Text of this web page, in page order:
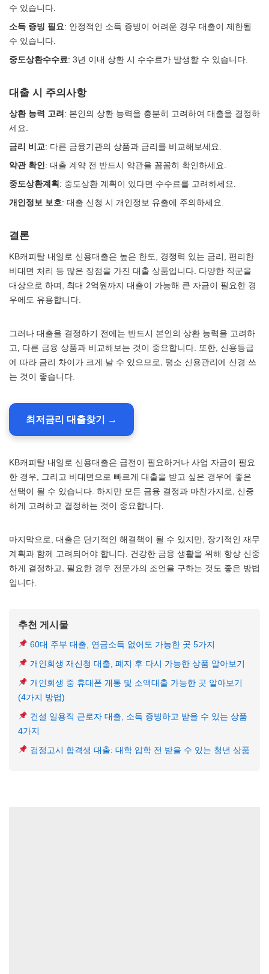
수 있습니다.
소득 증빙 필요: 안정적인 소득 증빙이 어려운 경우 대출이 제한될
수 있습니다.
중도상환수수료: 3년 이내 상환 시 수수료가 발생할 수 있습니다.
대출 시 주의사항
상환 능력 고려 : 본인의 상환 능력을 충분히 고려하여 대출을 결정하
세요.
금리 비교: 다른 금융기관의 상품과 금리를 비교해보세요.
약관 확인 : 대출 계약 전 반드시 약관을 꼼꼼히 확인하세요.
중도상환계획 : 중도상환 계획이 있다면 수수료를 고려하세요.
개인정보 보호: 대출 신청 시 개인정보 유출에 주의하세요.
결론
KB캐피탈 내일로 신용대출은 높은 한도, 경쟁력 있는 금리, 편리한
비대면 처리 등 많은 장점을 가진 대출 상품입니다. 다양한 직군을
대상으로 하며, 최대 2억원까지 대출이 가능해 큰 자금이 필요한 경
우에도 유용합니다.
그러나 대출을 결정하기 전에는 반드시 본인의 상환 능력을 고려하
고, 다른 금융 상품과 비교해보는 것이 중요합니다. 또한, 신용등급
에 따라 금리 차이가 크게 날 수 있으므로, 평소 신용관리에 신경 쓰
는 것이 좋습니다.
최저금리 대출찾기 →
KB캐피탈 내일로 신용대출은 급전이 필요하거나 사업 자금이 필요
한 경우, 그리고 비대면으로 빠르게 대출을 받고 싶은 경우에 좋은
선택이 될 수 있습니다. 하지만 모든 금융 결정과 마찬가지로, 신중
하게 고려하고 결정하는 것이 중요합니다.
마지막으로, 대출은 단기적인 해결책이 될 수 있지만, 장기적인 재무
계획과 함께 고려되어야 합니다. 건강한 금융 생활을 위해 항상 신중
하게 결정하고, 필요한 경우 전문가의 조언을 구하는 것도 좋은 방법
입니다.
추천 게시물
60대 주부 대출, 연금소득 없어도 가능한 곳 5가지
개인회생 재신청 대출, 폐지 후 다시 가능한 상품 알아보기
개인회생 중 휴대폰 개통 및 소액대출 가능한 곳 알아보기
(4가지 방법)
건설 일용직 근로자 대출, 소득 증빙하고 받을 수 있는 상품
4가지
검정고시 합격생 대출: 대학 입학 전 받을 수 있는 청년 상품